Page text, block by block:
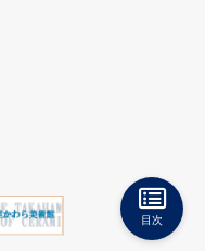
目次